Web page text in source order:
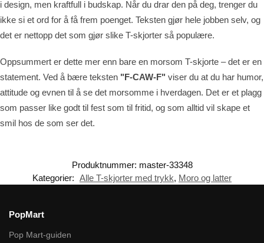
i design, men kraftfull i budskap. Når du drar den på deg, trenger du
ikke si et ord for å få frem poenget. Teksten gjør hele jobben selv, og
det er nettopp det som gjør slike T-skjorter så populære.
Oppsummert er dette mer enn bare en morsom T-skjorte – det er en
statement. Ved å bære teksten "F-CAW-F" viser du at du har humor,
attitude og evnen til å se det morsomme i hverdagen. Det er et plagg
som passer like godt til fest som til fritid, og som alltid vil skape et
smil hos de som ser det.
Produktnummer: master-33348
Kategorier: Alle T-skjorter med trykk, Moro og latter
PopMart
Pop Mart-guiden